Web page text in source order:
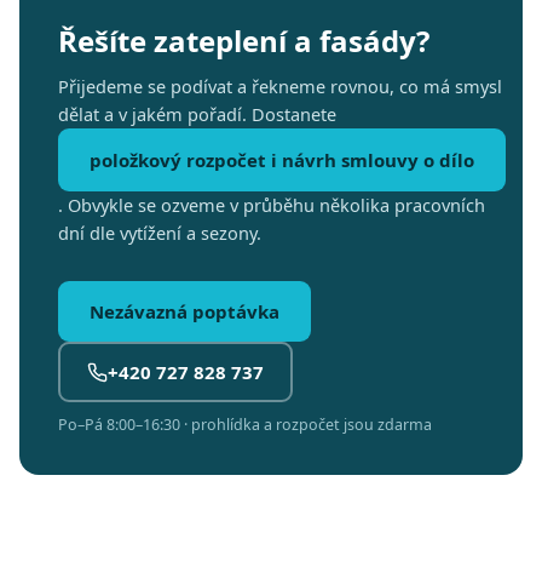
Řešíte zateplení a fasády?
Přijedeme se podívat a řekneme rovnou, co má smysl
dělat a v jakém pořadí. Dostanete
položkový rozpočet i návrh smlouvy o dílo
. Obvykle se ozveme v průběhu několika pracovních
dní dle vytížení a sezony.
Nezávazná poptávka
+420 727 828 737
Po–Pá 8:00–16:30 · prohlídka a rozpočet jsou zdarma